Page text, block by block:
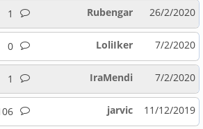
1 26/2/2020
Rubengar
0 7/2/2020
LoliIker
1 7/2/2020
IraMendi
11/12/2019
jarvic